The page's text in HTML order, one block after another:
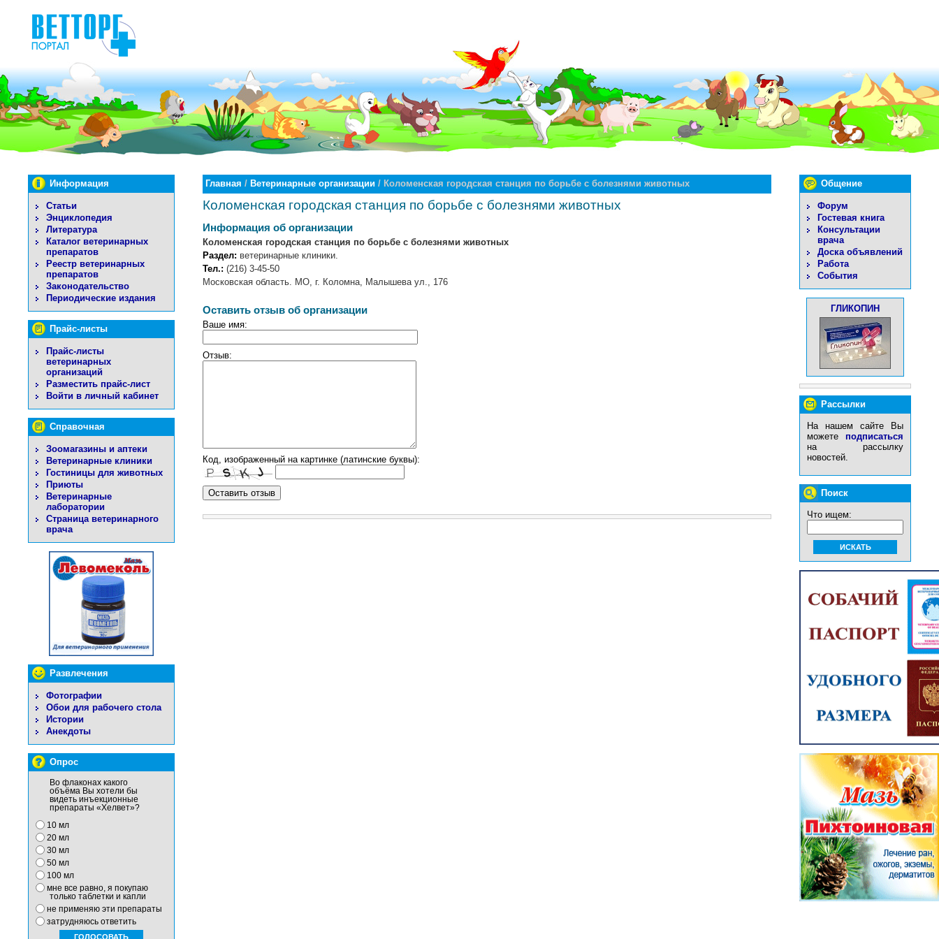
Информация
Статьи
Энциклопедия
Литература
Каталог ветеринарных
препаратов
Реестр ветеринарных
препаратов
Законодательство
Периодические издания
Прайс-листы
Прайс-листы
ветеринарных
организаций
Разместить прайс-лист
Войти в личный кабинет
Справочная
Зоомагазины и аптеки
Ветеринарные клиники
Гостиницы для животных
Приюты
Ветеринарные
лаборатории
Страница ветеринарного
врача
Развлечения
Фотографии
Обои для рабочего стола
Истории
Анекдоты
Опрос
Во флаконах какого
объёма Вы хотели бы
видеть инъекционные
препараты «Хелвет»?
10 мл
20 мл
30 мл
50 мл
100 мл
мне все равно, я покупаю
только таблетки и капли
не применяю эти препараты
затрудняюсь ответить
Общение
Форум
Гостевая книга
Консультации
врача
Доска объявлений
Работа
События
ГЛИКОПИН
Рассылки
На нашем сайте Вы
можете подписаться
на рассылку
новостей.
Поиск
Что ищем:
Главная / Ветеринарные организации / Коломенская городская станция по борьбе с болезнями животных
Коломенская городская станция по борьбе с болезнями животных
Информация об организации
Коломенская городская станция по борьбе с болезнями животных
Раздел: ветеринарные клиники.
Тел.: (216) 3-45-50
Московская область. МО, г. Коломна, Малышева ул., 176
Оставить отзыв об организации
Ваше имя:
Отзыв:
Код, изображенный на картинке (латинские буквы):